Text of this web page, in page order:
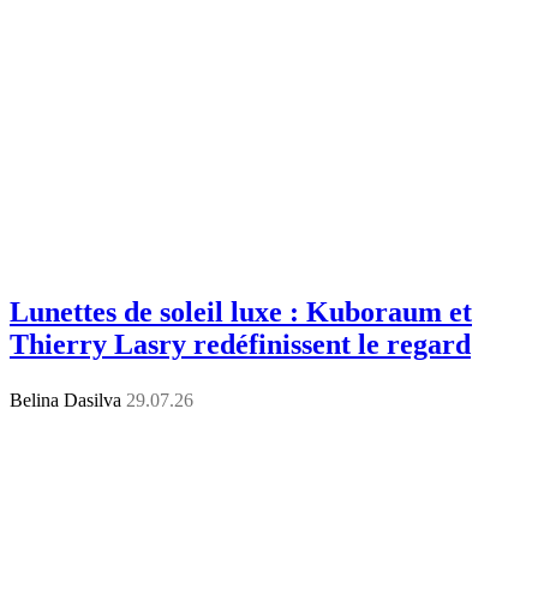
Lunettes de soleil luxe : Kuboraum et
Thierry Lasry redéfinissent le regard
Belina Dasilva 29.07.26